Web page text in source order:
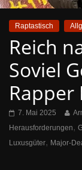
Raptastisch
Reich
Soviel
Rapper
7. Mai 2025
Herausforderungen,
Luxusgüter, Major-